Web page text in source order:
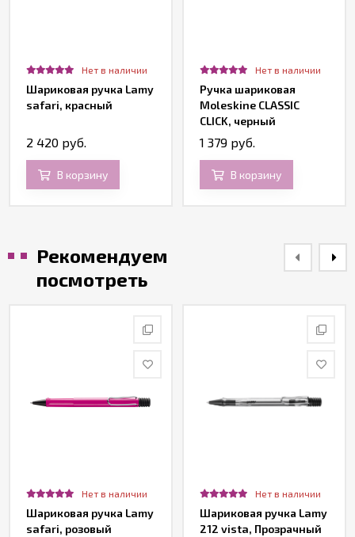
Нет в наличии
Шариковая ручка Lamy
safari, красный
2 420 руб.
В корзину
Нет в наличии
Ручка шариковая
Moleskine CLASSIC
CLICK, черный
1 379 руб.
В корзину
Рекомендуем
посмотреть
Нет в наличии
Шариковая ручка Lamy
safari, розовый
Нет в наличии
Шариковая ручка Lamy
212 vista, Прозрачный